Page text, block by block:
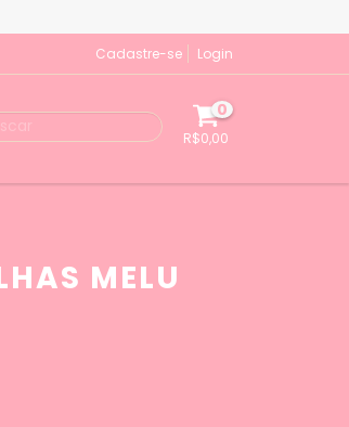
Cadastre-se Login
0
R$0,00
MELU